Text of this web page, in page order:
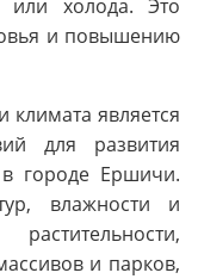
или холода. Это
и повышению
является
для развития
городе Ершичи.
влажности и
и парков,